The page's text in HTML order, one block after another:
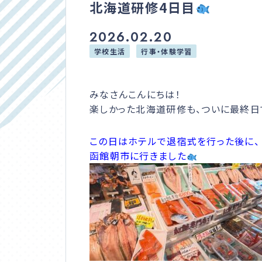
入学案内
学校説明会
サイトマップ
プライバシーポリシー
在校生・卒業生の方へ
通信高校生ブログ
北海道研修4日目
2026.02.20
学校生活 行事・体験学習
みなさんこんにちは！
楽しかった北海道研修も、ついに最終
この日はホテルで退宿式を行った後に、
函館朝市に行きました